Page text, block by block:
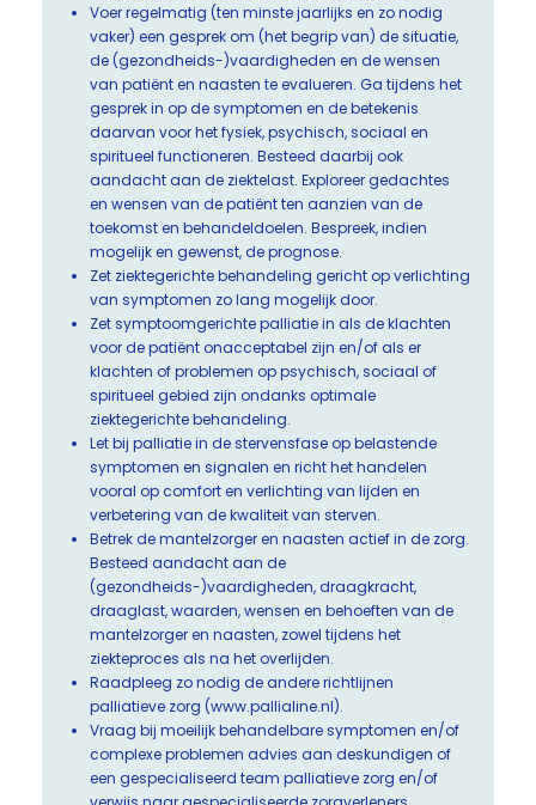
Voer regelmatig (ten minste jaarlijks en zo nodig
vaker) een gesprek om (het begrip van) de situatie,
de (gezondheids-)vaardigheden en de wensen
van patiënt en naasten te evalueren. Ga tijdens het
gesprek in op de symptomen en de betekenis
daarvan voor het fysiek, psychisch, sociaal en
spiritueel functioneren. Besteed daarbij ook
aandacht aan de ziektelast. Exploreer gedachtes
en wensen van de patiënt ten aanzien van de
toekomst en behandeldoelen. Bespreek, indien
mogelijk en gewenst, de prognose.
Zet ziektegerichte behandeling gericht op verlichting
van symptomen zo lang mogelijk door.
Zet symptoomgerichte palliatie in als de klachten
voor de patiënt onacceptabel zijn en/of als er
klachten of problemen op psychisch, sociaal of
spiritueel gebied zijn ondanks optimale
ziektegerichte behandeling.
Let bij palliatie in de stervensfase op belastende
symptomen en signalen en richt het handelen
vooral op comfort en verlichting van lijden en
verbetering van de kwaliteit van sterven.
Betrek de mantelzorger en naasten actief in de zorg.
Besteed aandacht aan de
(gezondheids-)vaardigheden, draagkracht,
draaglast, waarden, wensen en behoeften van de
mantelzorger en naasten, zowel tijdens het
ziekteproces als na het overlijden.
Raadpleeg zo nodig de andere richtlijnen
palliatieve zorg (www.pallialine.nl).
Vraag bij moeilijk behandelbare symptomen en/of
complexe problemen advies aan deskundigen of
een gespecialiseerd team palliatieve zorg en/of